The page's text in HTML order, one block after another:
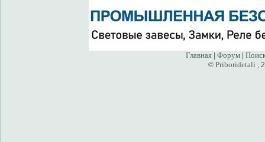
Главная| Форум|
© Priboridetali ,